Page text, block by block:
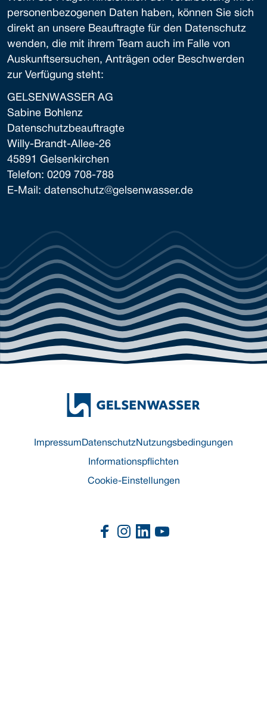
personenbezogenen Daten haben, können Sie sich
direkt an unsere Beauftragte für den Datenschutz
wenden, die mit ihrem Team auch im Falle von
Auskunftsersuchen, Anträgen oder Beschwerden
zur Verfügung steht:
GELSENWASSER AG
Sabine Bohlenz
Datenschutzbeauftragte
Willy-Brandt-Allee-26
45891 Gelsenkirchen
Telefon: 0209 708-788
E-Mail: datenschutz@gelsenwasser.de
Impressum Datenschutz Nutzungsbedingungen
Informationspflichten
Cookie-Einstellungen